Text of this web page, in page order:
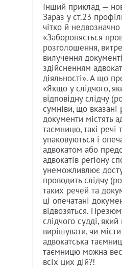
Інший приклад —
Зараз у ст.23
чітко й
«Забороняється
розголошення,
вилучення
здійсненням
діяльності». А що
«Якщо у слідчого,
відповідну слідчу
сумніви, що вказані
документи містять
таємницю, такі речі
упаковуються і
адвокатом або
адвокатів регіону
унеможливлює
проводить слідчу
таких речей та
ці опечатані
відвозяться.
слідчого судді,
вирішувати, чи
адвокатська
таємницю можна
всіх цих дій?!